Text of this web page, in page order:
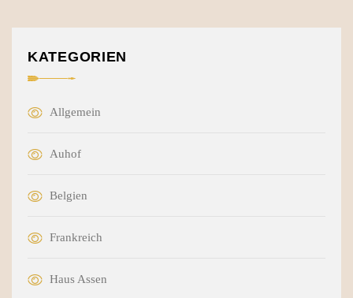
KATEGORIEN
Allgemein
Auhof
Belgien
Frankreich
Haus Assen